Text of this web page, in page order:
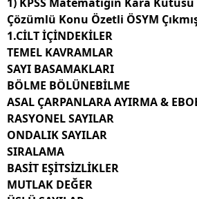
Çözümlü Konu Özetli ÖSYM
1.CİLT İÇİNDEKİLER
TEMEL KAVRAMLAR
SAYI BASAMAKLARI
BÖLME BÖLÜNEBİLME
ASAL ÇARPANLARA AYIRMA &
RASYONEL SAYILAR
ONDALIK SAYILAR
SIRALAMA
BASİT EŞİTSİZLİKLER
MUTLAK DEĞER